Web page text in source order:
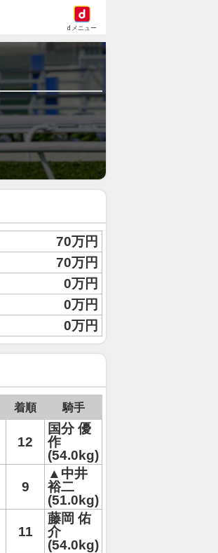
dメニュー
70万円
70万円
0万円
0万円
0万円
着順 騎手
12
国分 優
作
(54.0kg)
9
▲中井
裕二
(51.0kg)
11
藤岡 佑
介
(54.0kg)